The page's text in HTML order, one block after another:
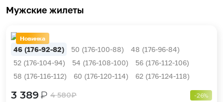
Мужские жилеты
Новинка
46 (176-92-82) 50 (176-100-88)
48 (176-96-84)
52 (176-104-94)
54 (176-108-100)
56 (176-112-106)
58 (176-116-112)
60 (176-120-114) 62 (176-124-118)
3 389₽ 4 580₽ -26%